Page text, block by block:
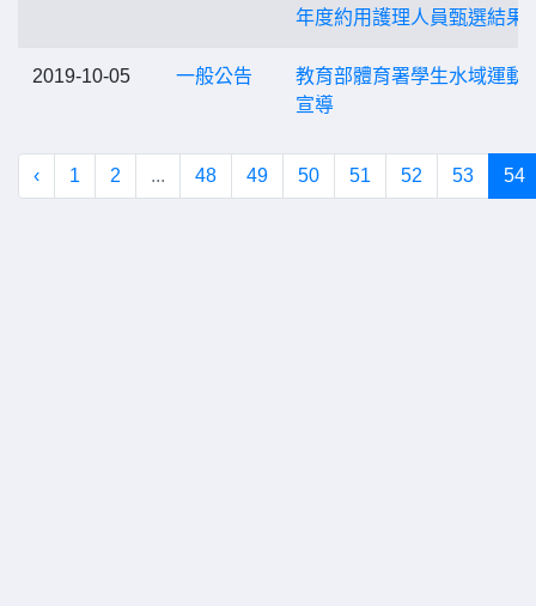
年度約用護理人員甄選結果
2019-10-05 一般公告
教育部體育署學生水域運動
宣導
‹ 1 2 ... 48 49 50 51 52 53 54